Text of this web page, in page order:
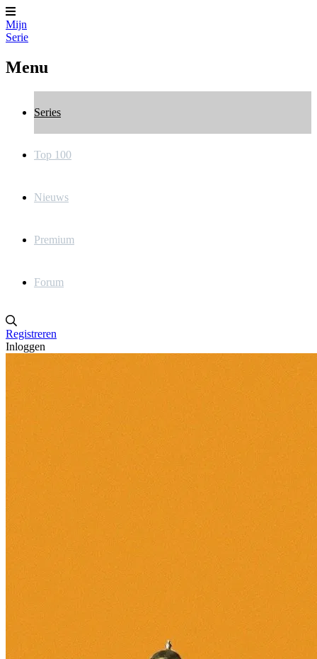
Mijn
Serie
Menu
Series
Top 100
Nieuws
Premium
Forum
Registreren
Inloggen